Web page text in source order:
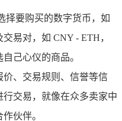
择要购买的数字货币，如
易对，如 CNY - ETH，
己心仪的商品。
价、交易规则、信誉等信
交易，就像在众多卖家中
伙伴。